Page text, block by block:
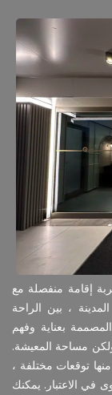
إقامة منفصلة مع
، بين الراحة
بعناية وفهم
مساحة المعيشة.
توقعات مختلفة ،
في الاعتبار. يمكنك